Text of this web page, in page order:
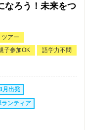
なろう！未来をつ
ツアー
子参加OK
語学力不問
月出発
ランティア